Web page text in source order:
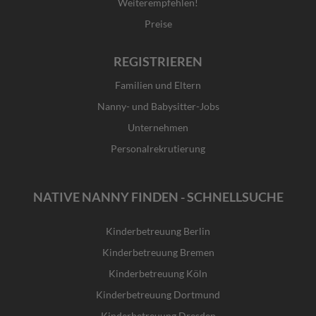
Preise
REGISTRIEREN
Familien und Eltern
Nanny- und Babysitter-Jobs
Unternehmen
Personalrekrutierung
NATIVE NANNY FINDEN - SCHNELLSUCHE
Kinderbetreuung Berlin
Kinderbetreuung Bremen
Kinderbetreuung Köln
Kinderbetreuung Dortmund